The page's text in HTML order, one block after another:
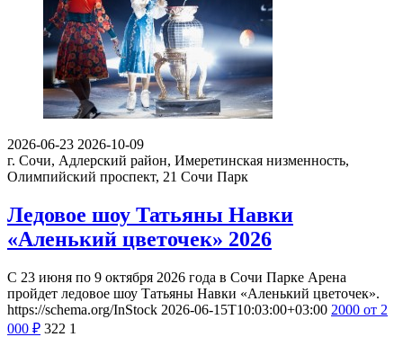
2026-06-23 2026-10-09
г. Сочи, Адлерский район, Имеретинская низменность,
Олимпийский проспект, 21 Сочи Парк
Ледовое шоу Татьяны Навки
«Аленький цветочек» 2026
С 23 июня по 9 октября 2026 года в Сочи Парке Арена
пройдет ледовое шоу Татьяны Навки «Аленький цветочек».
https://schema.org/InStock 2026-06-15T10:03:00+03:00 2000 от 2
000 ₽ 322 1